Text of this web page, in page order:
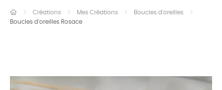
Créations Mes Créations
Boucles d'oreilles
Boucles d'oreilles Rosace